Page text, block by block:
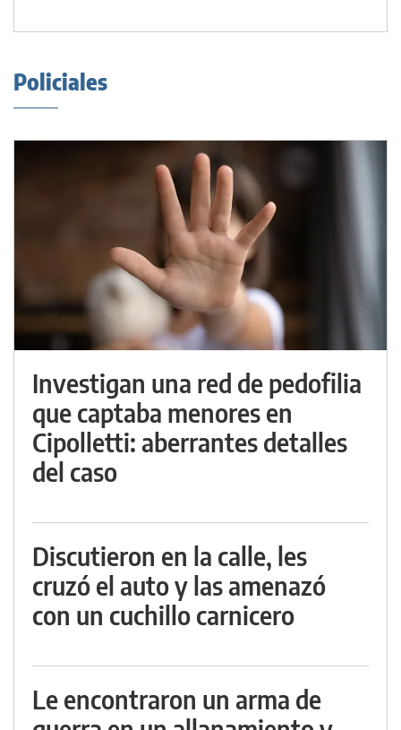
Policiales
Investigan una red de pedofilia
que captaba menores en
Cipolletti: aberrantes detalles
del caso
Discutieron en la calle, les
cruzó el auto y las amenazó
con un cuchillo carnicero
Le encontraron un arma de